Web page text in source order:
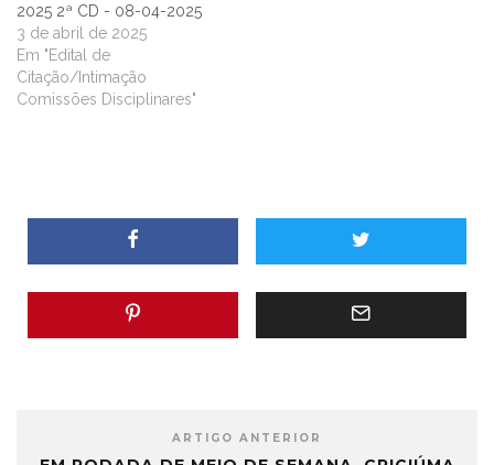
2025 2ª CD - 08-04-2025
3 de abril de 2025
Em "Edital de
Citação/Intimação
Comissões Disciplinares"
ARTIGO ANTERIOR